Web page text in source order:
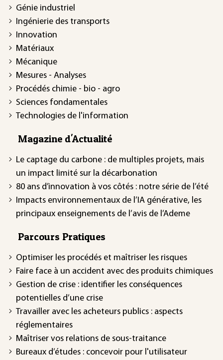
Génie industriel
Ingénierie des transports
Innovation
Matériaux
Mécanique
Mesures - Analyses
Procédés chimie - bio - agro
Sciences fondamentales
Technologies de l'information
Magazine d'Actualité
Le captage du carbone : de multiples projets, mais
un impact limité sur la décarbonation
80 ans d’innovation à vos côtés : notre série de l’été
Impacts environnementaux de l’IA générative, les
principaux enseignements de l’avis de l’Ademe
Parcours Pratiques
Optimiser les procédés et maîtriser les risques
Faire face à un accident avec des produits chimiques
Gestion de crise : identifier les conséquences
potentielles d’une crise
Travailler avec les acheteurs publics : aspects
réglementaires
Maîtriser vos relations de sous-traitance
Bureaux d’études : concevoir pour l'utilisateur